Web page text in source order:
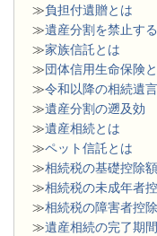
≫負担付遺贈とは
≫遺産分割を禁止す
≫家族信託とは
≫団体信用生命保険
≫令和以降の相続遺
≫遺産分割の遡及効
≫遺産相続とは
≫ペット信託とは
≫相続税の基礎控除額
≫相続税の未成年者
≫相続税の障害者控除
≫遺産相続の完了期間